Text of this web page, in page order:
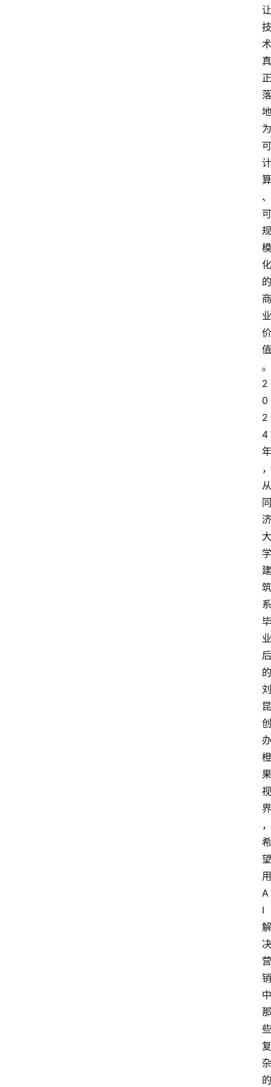
让
技
术
真
正
落
地
为
可
计
算
、
可
规
模
化
的
商
业
价
值
。
2
0
2
4
年
，
从
同
济
大
学
建
筑
系
毕
业
后
的
刘
昆
创
办
橙
果
视
界
，
希
望
用
A
I
解
决
营
销
中
那
些
复
杂
的